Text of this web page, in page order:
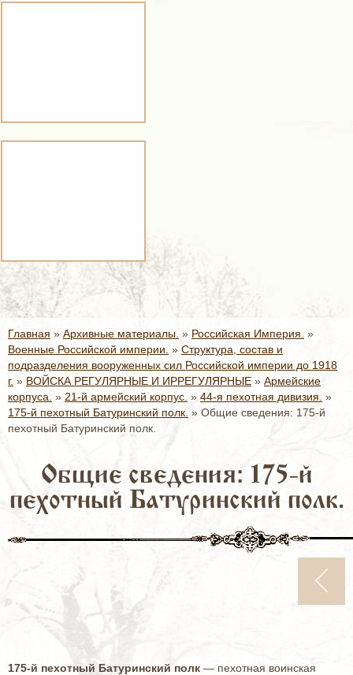
Главная » Архивные материалы. » Российская Империя. »
Военные Российской империи. » Структура, состав и
подразделения вооруженных сил Российской империи до 1918
г. » ВОЙСКА РЕГУЛЯРНЫЕ И ИРРЕГУЛЯРНЫЕ » Армейские
корпуса. » 21-й армейский корпус. » 44-я пехотная дивизия. »
175-й пехотный Батуринский полк. » Общие сведения: 175-й
пехотный Батуринский полк.
Общие сведения: 175-й
пехотный Батуринский полк.
175-й пехотный Батуринский полк — пехотная воинская